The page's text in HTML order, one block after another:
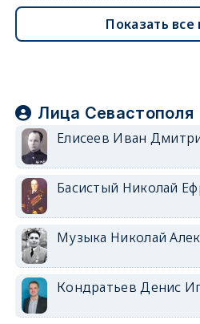
Показать все
Лица Севастополя
Елисеев Иван
Басистый Николай
Музыка Николай
Кондратьев Денис